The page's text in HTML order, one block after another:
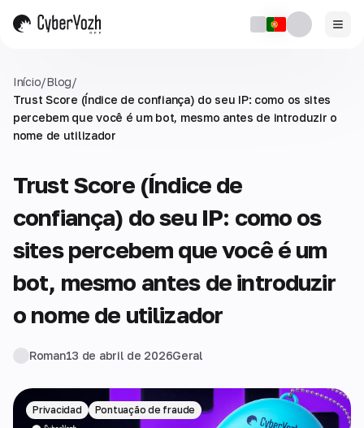
Início/Blog/
Trust Score (Índice de confiança) do seu IP: como os sites
percebem que você é um bot, mesmo antes de introduzir o
nome de utilizador
Trust Score (Índice de
confiança) do seu IP: como os
sites percebem que você é um
bot, mesmo antes de introduzir
o nome de utilizador
Roman13 de abril de 2026Geral
Privacidad Pontuação de fraude